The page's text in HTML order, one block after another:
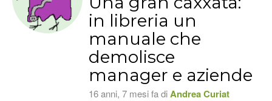
in libreria un
manuale che
demolisce
manager e aziende
16 anni, 7 mesi fa diAndrea Curiat